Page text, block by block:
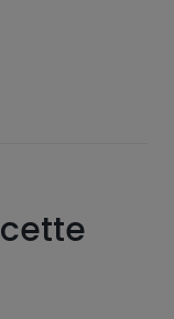
nutricional